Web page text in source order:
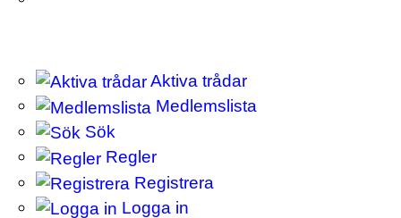
Aktiva trådar
Medlemslista
Sök
Regler
Registrera
Logga in